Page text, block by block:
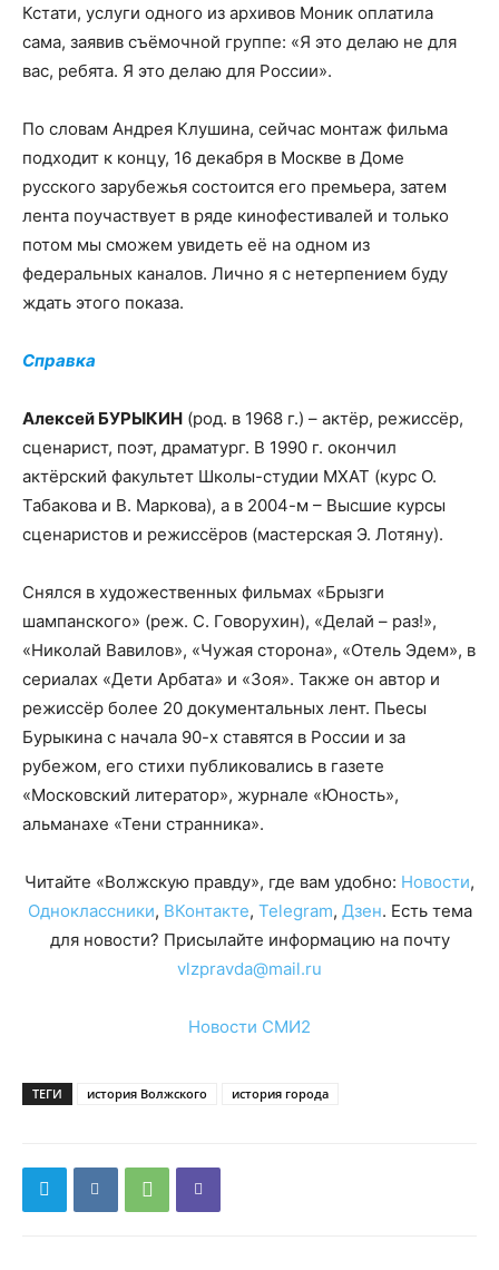
Кстати, услуги одного из архивов Моник оплатила
сама, заявив съёмочной группе: «Я это делаю не для
вас, ребята. Я это делаю для России».
По словам Андрея Клушина, сейчас монтаж фильма
подходит к концу, 16 декабря в Москве в Доме
русского зарубежья состоится его премьера, затем
лента поучаствует в ряде кинофестивалей и только
потом мы сможем увидеть её на одном из
федеральных каналов. Лично я с нетерпением буду
ждать этого показа.
Справка
Алексей БУРЫКИН (род. в 1968 г.) – актёр, режиссёр,
сценарист, поэт, драматург. В 1990 г. окончил
актёрский факультет Школы-студии МХАТ (курс О.
Табакова и В. Маркова), а в 2004-м – Высшие курсы
сценаристов и режиссёров (мастерская Э. Лотяну).
Снялся в художественных фильмах «Брызги
шампанского» (реж. С. Говорухин), «Делай – раз!»,
«Николай Вавилов», «Чужая сторона», «Отель Эдем», в
сериалах «Дети Арбата» и «Зоя». Также он автор и
режиссёр более 20 документальных лент. Пьесы
Бурыкина с начала 90-х ставятся в России и за
рубежом, его стихи публиковались в газете
«Московский литератор», журнале «Юность»,
альманахе «Тени странника».
Читайте «Волжскую правду», где вам удобно: Новости,
Одноклассники, ВКонтакте, Telegram, Дзен. Есть тема
для новости? Присылайте информацию на почту
vlzpravda@mail.ru
Новости СМИ2
ТЕГИ история Волжского история города